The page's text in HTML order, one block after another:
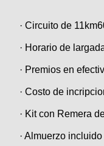
BMX
Ruta,
todo
Retro
Enduro
Categorias
COMPRO
CANJE
Mi
Mis
Compras
Freerider
TÃ©cnica
Salidas
Operadores
cicloturismo
Relatos
viajes
Foro
Usuarios
Ãšltimos
Buscar
Mis
Amigos
Actividad
· Circuito de
· Horario de
· Premios en
· Costo de
· Kit con Remera
· Almuerzo